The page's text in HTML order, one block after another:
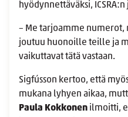
hyödynnettäväksi,
– Me tarjoamme numerot,
joutuu huonoille teille ja
vaikuttavat tätä vastaan.
Sigfússon kertoo, että
mukana lyhyen aikaa,
Paula Kokkonen ilmoitti,